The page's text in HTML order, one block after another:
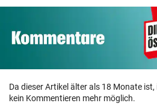
Da dieser Artikel älter als 18 Monate
kein Kommentieren mehr möglich.